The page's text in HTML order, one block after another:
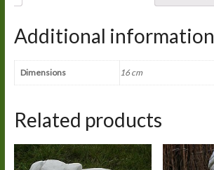
Additional information
Dimensions 16 cm
Related products